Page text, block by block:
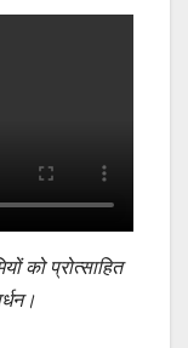
को प्रोत्साहित